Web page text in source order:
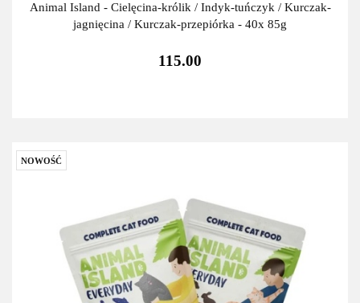
Animal Island - Cielęcina-królik / Indyk-tuńczyk / Kurczak-
jagnięcina / Kurczak-przepiórka - 40x 85g
115.00
NOWOŚĆ